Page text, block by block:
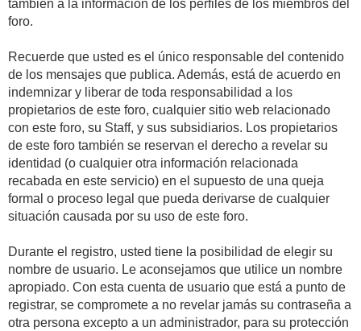
también a la información de los perfiles de los miembros del
foro.
Recuerde que usted es el único responsable del contenido
de los mensajes que publica. Además, está de acuerdo en
indemnizar y liberar de toda responsabilidad a los
propietarios de este foro, cualquier sitio web relacionado
con este foro, su Staff, y sus subsidiarios. Los propietarios
de este foro también se reservan el derecho a revelar su
identidad (o cualquier otra información relacionada
recabada en este servicio) en el supuesto de una queja
formal o proceso legal que pueda derivarse de cualquier
situación causada por su uso de este foro.
Durante el registro, usted tiene la posibilidad de elegir su
nombre de usuario. Le aconsejamos que utilice un nombre
apropiado. Con esta cuenta de usuario que está a punto de
registrar, se compromete a no revelar jamás su contraseña a
otra persona excepto a un administrador, para su protección